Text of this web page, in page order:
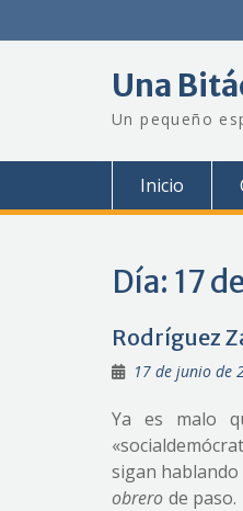
Una
Un pequeño
Inicio
Día: 17
Rodríguez
17 de junio de
Ya es malo
sigan
obrero de